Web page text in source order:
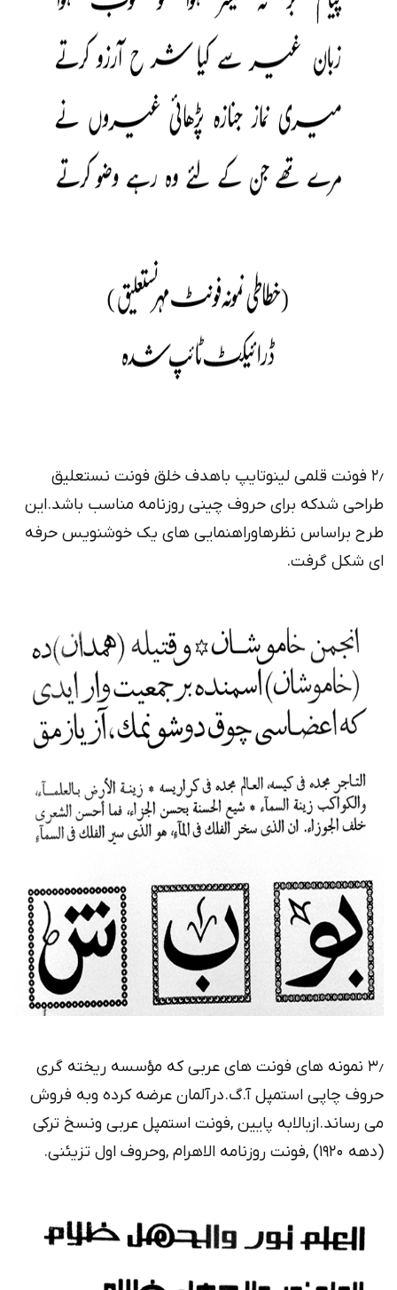
۲٫ فونت قلمی لینوتایپ باهدف خلق فونت نستعلیق
طراحی شدکه برای حروف چینی روزنامه مناسب باشد.این
طرح براساس نظرهاوراهنمایی های یک خوشنویس حرفه
ای شکل گرفت.
۳٫ نمونه های فونت های عربی که مؤسسه ریخته گری
حروف چاپی استمپل آ.گ.درآلمان عرضه کرده وبه فروش
می رساند.ازبالابه پایین ,فونت استمپل عربی ونسخ ترکی
(دهه ۱۹۲۰) ,فونت روزنامه الاهرام ,وحروف اول تزیئنی.